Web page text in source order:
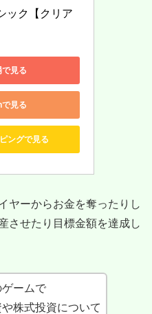
ック【クリア
見る
見る
ングで見る
ヤーからお金を奪ったりし
させたり目標金額を達成し
ームで
株式投資について